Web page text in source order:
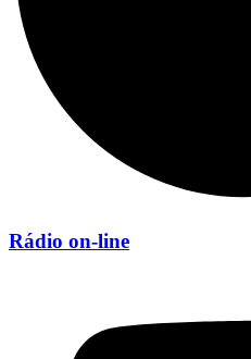
Rádio on-line